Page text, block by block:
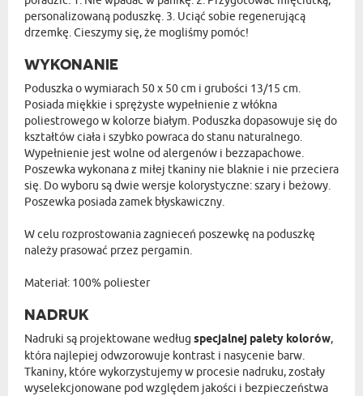
personalizowaną poduszkę. 3. Uciąć sobie regenerującą
drzemkę. Cieszymy się, że mogliśmy pomóc!
WYKONANIE
Poduszka o wymiarach 50 x 50 cm i grubości 13/15 cm.
Posiada miękkie i sprężyste wypełnienie z włókna
poliestrowego w kolorze białym. Poduszka dopasowuje się do
kształtów ciała i szybko powraca do stanu naturalnego.
Wypełnienie jest wolne od alergenów i bezzapachowe.
Poszewka wykonana z miłej tkaniny nie blaknie i nie przeciera
się. Do wyboru są dwie wersje kolorystyczne: szary i beżowy.
Poszewka posiada zamek błyskawiczny.
W celu rozprostowania zagnieceń poszewkę na poduszkę
należy prasować przez pergamin.
Materiał: 100% poliester
NADRUK
Nadruki są projektowane według specjalnej palety kolorów,
która najlepiej odwzorowuje kontrast i nasycenie barw.
Tkaniny, które wykorzystujemy w procesie nadruku, zostały
wyselekcjonowane pod względem jakości i bezpieczeństwa